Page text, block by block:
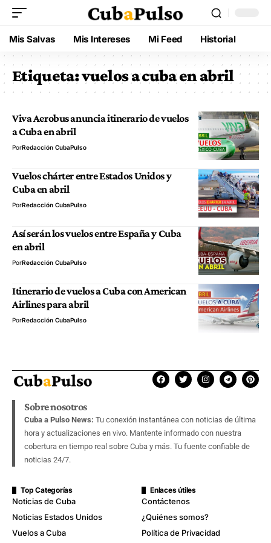
Mis Salvas Mis Intereses Mi Feed Historial
Etiqueta:vuelos a cuba en abril
Viva Aerobus anuncia itinerario de vuelos
a Cuba en abril
PorRedacción CubaPulso
Vuelos chárter entre Estados Unidos y
Cuba en abril
PorRedacción CubaPulso
Así serán los vuelos entre España y Cuba
en abril
PorRedacción CubaPulso
Itinerario de vuelos a Cuba con American
Airlines para abril
PorRedacción CubaPulso
Sobre nosotros
Cuba a Pulso News: Tu conexión instantánea con noticias de última
hora y actualizaciones en vivo. Mantente informado con nuestra
cobertura en tiempo real sobre Cuba y más. Tu fuente confiable de
noticias 24/7.
Top Categorías
Noticias de Cuba
Noticias Estados Unidos
Vuelos a Cuba
Enlaces útiles
Contáctenos
¿Quiénes somos?
Política de Privacidad